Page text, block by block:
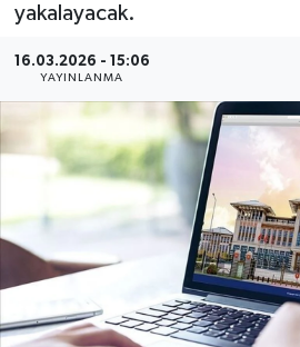
yakalayacak.
16.03.2026 - 15:06
YAYINLANMA
Magazin
Politika
Sağlık
Spor